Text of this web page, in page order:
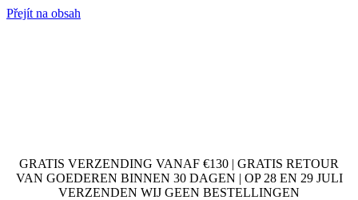
Přejít na obsah
GRATIS VERZENDING VANAF €130 | GRATIS RETOUR
VAN GOEDEREN BINNEN 30 DAGEN | OP 28 EN 29 JULI
VERZENDEN WIJ GEEN BESTELLINGEN